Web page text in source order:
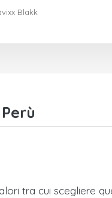
Blakk
tra cui scegliere